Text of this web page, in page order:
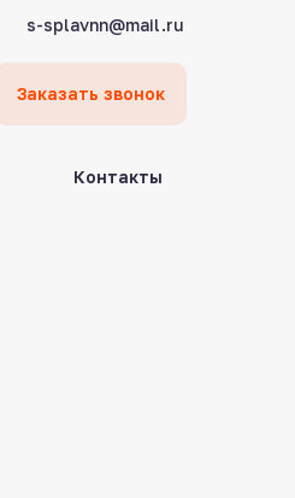
s-splavnn@mail.ru
Заказать звонок
Контакты